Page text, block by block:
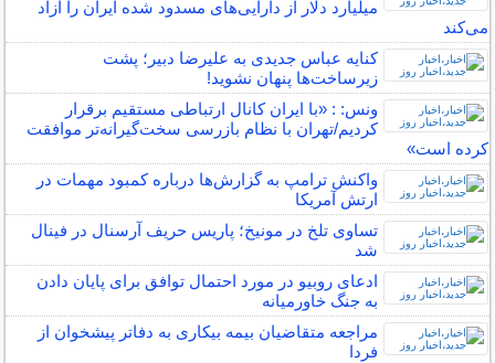
میلیارد دلار از دارایی‌های مسدود شده ایران را آزاد
می‌کند
کنایه عباس جدیدی به علیرضا دبیر؛ پشت
زیرساخت‌ها پنهان نشوید!
ونس: : «با ایران کانال ارتباطی مستقیم برقرار
کردیم/تهران با نظام بازرسی سخت‌گیرانه‌تر موافقت
کرده است»
واکنش ترامپ به گزارش‌ها درباره کمبود مهمات در
ارتش آمریکا
تساوی تلخ در مونیخ؛ پاریس حریف آرسنال در فینال
شد
ادعای روبیو در مورد احتمال توافق برای پایان دادن
به جنگ خاورمیانه
مراجعه متقاضیان بیمه بیکاری به دفاتر پیشخوان از
فردا